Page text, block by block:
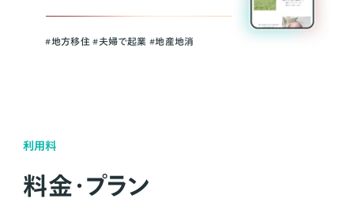
#地方移住 #夫婦で起業 #地産地消
利用料
料金・プラン